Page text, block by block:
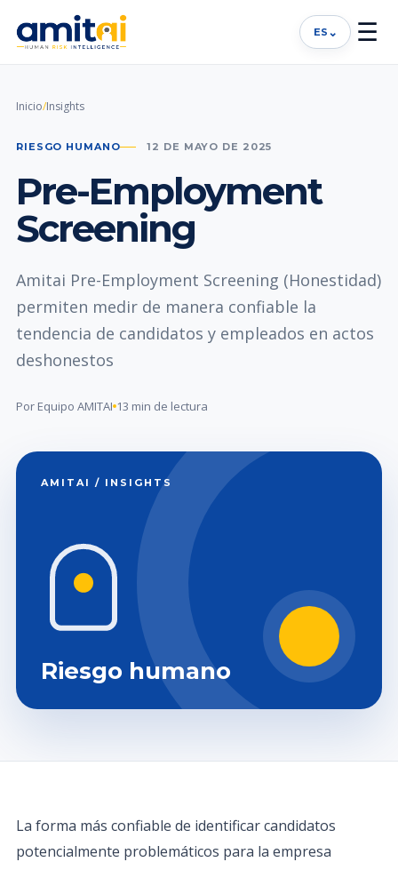
ES ⌄ ☰
Inicio/Insights
RIESGO HUMANO 12 DE MAYO DE 2025
Pre-Employment
Screening
Amitai Pre-Employment Screening (Honestidad)
permiten medir de manera confiable la
tendencia de candidatos y empleados en actos
deshonestos
Por Equipo AMITAI 13 min de lectura
AMITAI / INSIGHTS
Riesgo humano
La forma más confiable de identificar candidatos
potencialmente problemáticos para la empresa